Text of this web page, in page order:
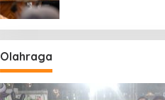
Olahraga